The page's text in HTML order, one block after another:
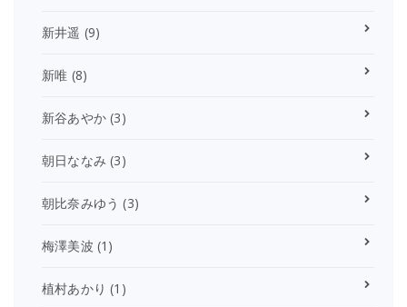
新井遥 (9)
新唯 (8)
新谷あやか (3)
朝日ななみ (3)
朝比奈みゆう (3)
梅澤美波 (1)
植村あかり (1)